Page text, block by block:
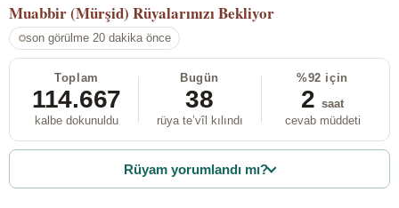
Muabbir (Mürşid) Rüyalarınızı Bekliyor
son görülme 20 dakika önce
Toplam
114.667
kalbe dokunuldu
Bugün
38
rüya te’vîl kılındı
%92 için
2 saat
cevab müddeti
Rüyam yorumlandı mı?